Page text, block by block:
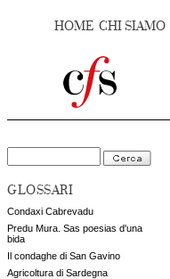
HOME CHI SIAMO
GLOSSARI
Condaxi Cabrevadu
Predu Mura. Sas poesias d'una
bida
Il condaghe di San Gavino
Agricoltura di Sardegna